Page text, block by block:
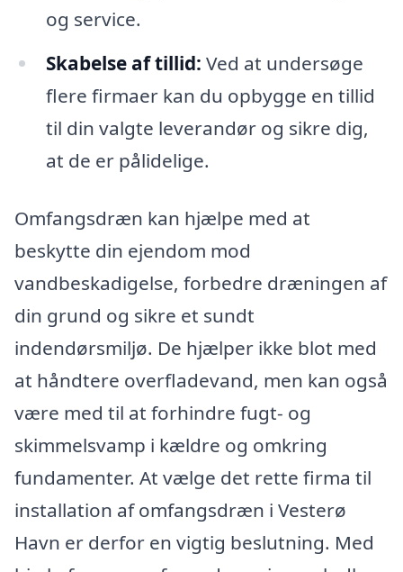
og service.
Skabelse af tillid: Ved at undersøge
flere firmaer kan du opbygge en tillid
til din valgte leverandør og sikre dig,
at de er pålidelige.
Omfangsdræn kan hjælpe med at
beskytte din ejendom mod
vandbeskadigelse, forbedre dræningen af
din grund og sikre et sundt
indendørsmiljø. De hjælper ikke blot med
at håndtere overfladevand, men kan også
være med til at forhindre fugt- og
skimmelsvamp i kældre og omkring
fundamenter. At vælge det rette firma til
installation af omfangsdræn i Vesterø
Havn er derfor en vigtig beslutning. Med